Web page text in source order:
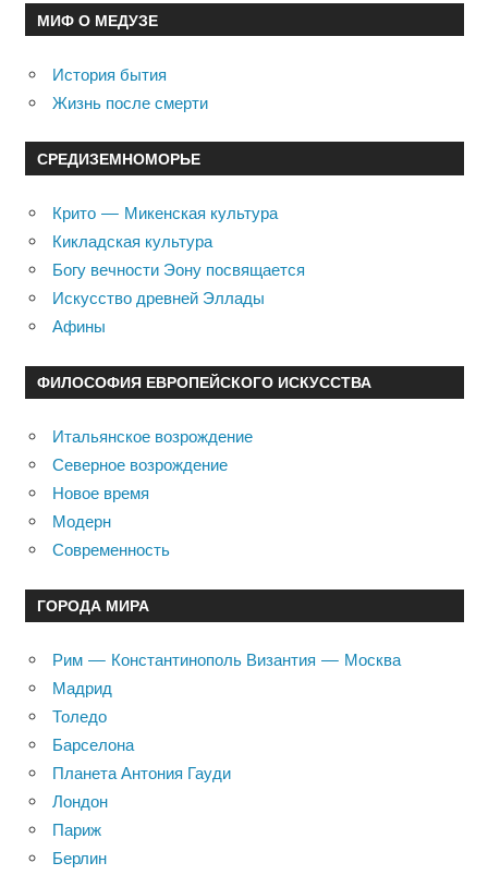
МИФ О МЕДУЗЕ
История бытия
Жизнь после смерти
СРЕДИЗЕМНОМОРЬЕ
Крито — Микенская культура
Кикладская культура
Богу вечности Эону посвящается
Искусство древней Эллады
Афины
ФИЛОСОФИЯ ЕВРОПЕЙСКОГО ИСКУССТВА
Итальянское возрождение
Северное возрождение
Новое время
Модерн
Современность
ГОРОДА МИРА
Рим — Константинополь Византия — Москва
Мадрид
Толедо
Барселона
Планета Антония Гауди
Лондон
Париж
Берлин